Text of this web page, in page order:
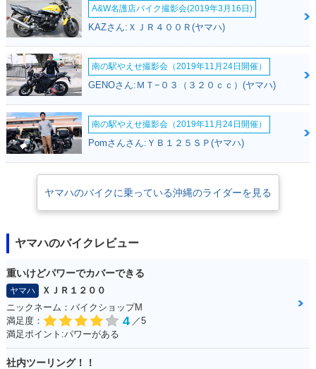
A&W名護店バイク撮影会(2019年3月16日)
KAZさん:ＸＪＲ４００Ｒ(ヤマハ)
南の駅やえせ撮影会（2019年11月24日開催）
GENOさん:ＭＴ−０３（３２０ｃｃ）(ヤマハ)
南の駅やえせ撮影会（2019年11月24日開催）
Pomさんさん:ＹＢ１２５ＳＰ(ヤマハ)
ヤマハのバイクに乗っている沖縄のライダーを見る
ヤマハのバイクレビュー
重いけどパワーでカバーできる
ヤマハ
ＸＪＲ１２００
ニックネーム：バイクショップM
満足度：
4 ／5
満足ポイント:パワーがある
社内ツーリング！！